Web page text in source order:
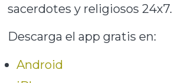
sacerdotes y religiosos 24x7.
Descarga el app gratis en:
Android